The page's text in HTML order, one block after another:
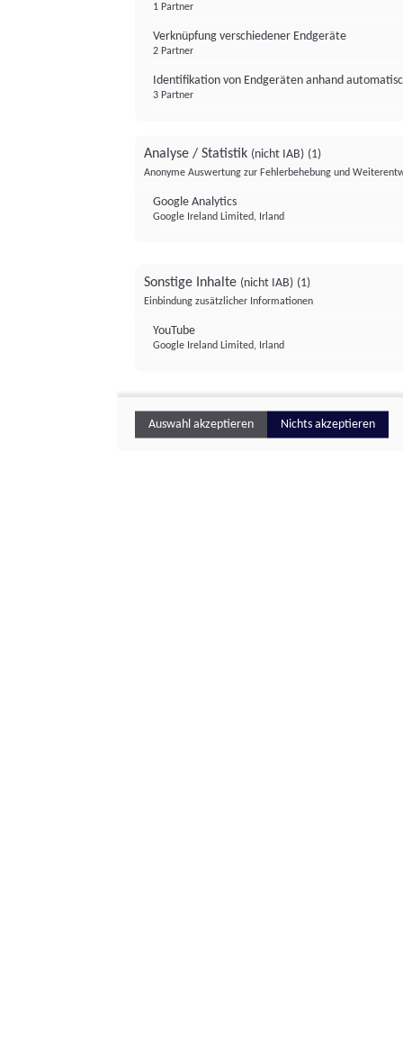
1 Partner
Verknüpfung verschiedener Endgeräte
2 Partner
Identifikation von Endgeräten anhand
3 Partner
Analyse / Statistik (nicht IAB) (1)
Anonyme Auswertung zur Fehlerbehebung und
Google Analytics
Google Ireland Limited, Irland
Sonstige Inhalte (nicht IAB) (1)
Einbindung zusätzlicher Informationen
YouTube
Google Ireland Limited, Irland
Auswahl akzeptieren Nichts akzeptieren